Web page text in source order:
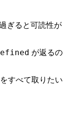
ぎると可読性が
が返るの
すべて取りたい